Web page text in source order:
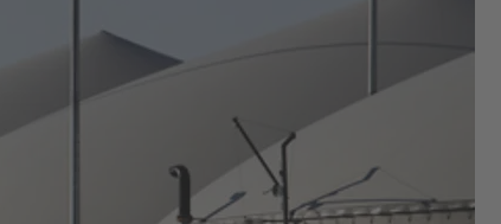
Assisted Living
Electromobility
Energy efficiency